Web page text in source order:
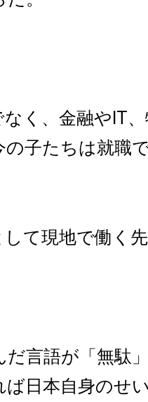
なく、金融やIT
子たちは就職
て現地で働く
言語が「無駄
ば日本自身のせ